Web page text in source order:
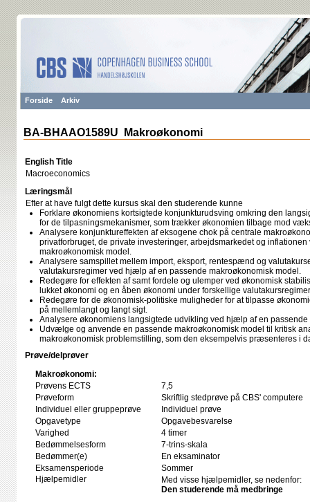
Forside Arkiv
BA-BHAAO1589U Makroøkonomi
English Title
Macroeconomics
Læringsmål
Efter at have fulgt dette kursus skal den studerende kunne
Forklare økonomiens kortsigtede konjunkturudsving omkring den
for de tilpasningsmekanismer, som trækker økonomien tilbage mod
Analysere konjunktureffekten af eksogene chok på centrale
privatforbruget, de private investeringer, arbejdsmarkedet og
makroøkonomisk model.
Analysere samspillet mellem import, eksport, rentespænd og
valutakursregimer ved hjælp af en passende makroøkonomisk model.
Redegøre for effekten af samt fordele og ulemper ved økonomisk
lukket økonomi og en åben økonomi under forskellige
Redegøre for de økonomisk-politiske muligheder for at tilpasse
på mellemlangt og langt sigt.
Analysere økonomiens langsigtede udvikling ved hjælp af en
Udvælge og anvende en passende makroøkonomisk model til kritisk
makroøkonomisk problemstilling, som den eksempelvis præsenteres i
Prøve/delprøver
Makroøkonomi:
Prøvens ECTS
7,5
Prøveform
Skriftlig stedprøve på CBS' computere
Individuel eller gruppeprøve
Individuel prøve
Opgavetype
Opgavebesvarelse
Varighed
4 timer
Bedømmelsesform
7-trins-skala
Bedømmer(e)
En eksaminator
Eksamensperiode
Sommer
Hjælpemidler
Med visse hjælpemidler, se nedenfor:
Den studerende må medbringe